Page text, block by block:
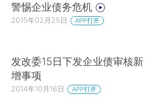
警惕企业债务危机
2015年02月25日 APP打开
发改委15日下发企业债审核新
增事项
2014年10月16日 APP打开